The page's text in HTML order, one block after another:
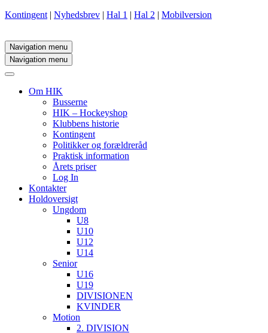
Kontingent | Nyhedsbrev | Hal 1 | Hal 2 | Mobilversion
Navigation menu
Navigation menu
Om HIK
Busserne
HIK – Hockeyshop
Klubbens historie
Kontingent
Politikker og forældreråd
Praktisk information
Årets priser
Log In
Kontakter
Holdoversigt
Ungdom
U8
U10
U12
U14
Senior
U16
U19
DIVISIONEN
KVINDER
Motion
2. DIVISION